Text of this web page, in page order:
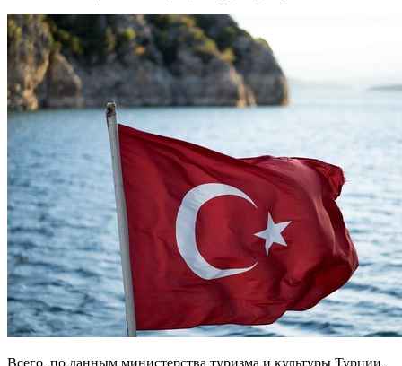
Всего, по данным министерства туризма и культуры Турции,